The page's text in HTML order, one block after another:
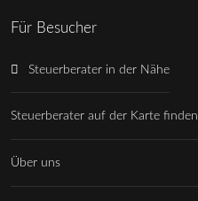
Für Besucher
Steuerberater in der Nähe
Steuerberater auf der Karte finden
Über uns